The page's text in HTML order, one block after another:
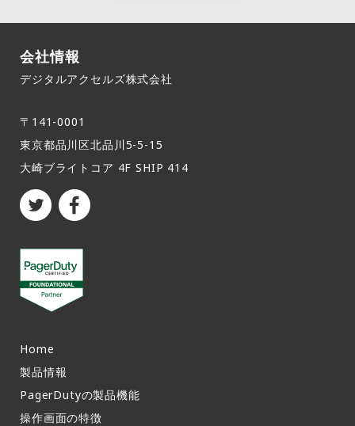
会社情報
デジタルアクセルズ株式会社
〒141-0001
東京都品川区北品川5-5-15​
大崎ブライトコア 4F SHIP 414
Home
製品情報​
PagerDutyの製品機能​
操作画面の特徴​